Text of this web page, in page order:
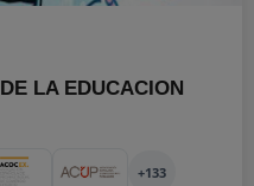
LA EDUCACION
+133